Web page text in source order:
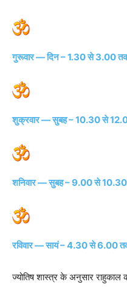
गुरूवार — दिन – 1.30 से 3.00
शुक्रवार — सुबह – 10.30 से
शनिवार — सुबह – 9.00 से
रविवार — सायं – 4.30 से 6.00
ज्योतिष शास्त्र के अनुसार राहुकाल